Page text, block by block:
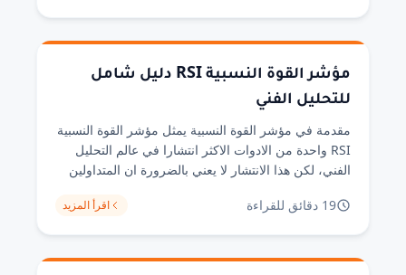
مؤشر القوة النسبية RSI دليل شامل
للتحليل الفني
مقدمة في مؤشر القوة النسبية يمثل مؤشر القوة النسبية
RSI واحدة من الادوات الاكثر انتشارا في عالم التحليل
الفني، لكن هذا الانتشار لا يعني بالضرورة ان المتداولين
مئات الرسوم البيانية، لاحظت ان كثيرا من المتداولين
19 دقائق للقراءة اقرأ المزيد